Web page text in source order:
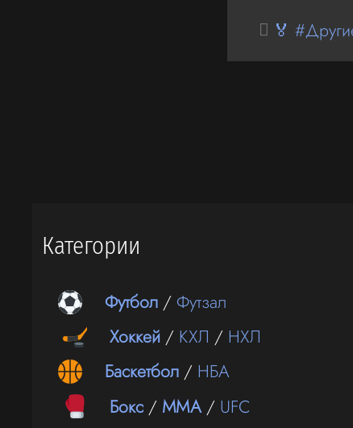
🏅
Категории
Футбол /Футзал
Хоккей / КХЛ / НХЛ
Баскетбол / НБА
Бокс / ММА/ UFC